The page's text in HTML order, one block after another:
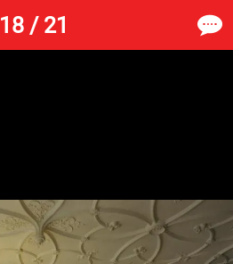
18 / 21